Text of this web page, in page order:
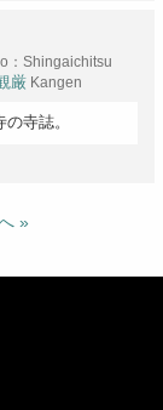
：Shingaichitsu
厳Kangen
寺誌。
»